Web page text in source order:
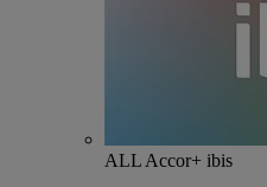
ALL Accor+ ibis